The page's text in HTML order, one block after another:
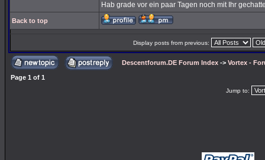
Hab grade vor ein paar Tagen noch mit Ihr
Back to top
Display posts from previous:
Descentforum.DE Forum Index -> Vortex -
Page 1 of 1
Jump to: